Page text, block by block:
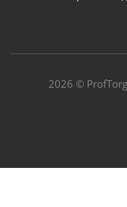
2026 ©